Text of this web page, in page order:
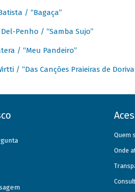
/ “Bagaça”
Penho / “Samba Sujo”
/ “Meu Pandeiro”
/ “Das Canções Praieiras de
Quem
Onde